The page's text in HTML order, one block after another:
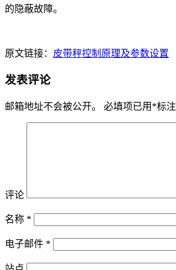
的隐蔽故障。
原文链接： 皮带秤控制原理及参数设置
发表评论
邮箱地址不会被公开。 必填项已用 *标注
评论
名称 *
电子邮件 *